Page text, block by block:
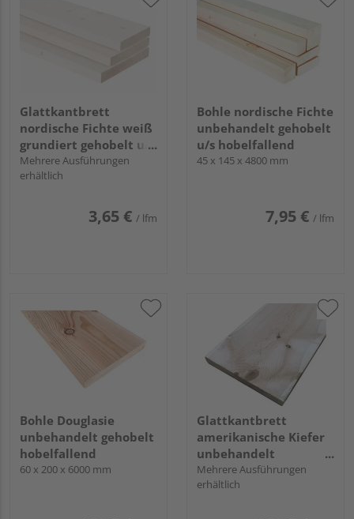
Glattkantbrett
nordische Fichte weiß
grundiert gehobelt u/s
hobelfallend
Mehrere Ausführungen
erhältlich
3,65 € / lfm
Bohle nordische Fichte
unbehandelt gehobelt
u/s hobelfallend
45 x 145 x 4800 mm
7,95 € / lfm
Bohle Douglasie
unbehandelt gehobelt
hobelfallend
60 x 200 x 6000 mm
Glattkantbrett
amerikanische Kiefer
unbehandelt
hobelfallend
Mehrere Ausführungen
erhältlich